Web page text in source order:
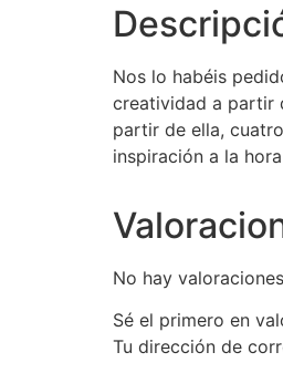
Nos lo habéis
creatividad a partir
partir de ella,
inspiración a la
No hay
Sé el primero en
Tu dirección de